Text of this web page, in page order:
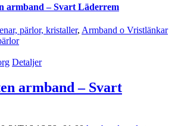
armband – Svart Läderrem
pärlor, kristaller, Armband o Vristlänkar
Detaljer
armband – Svart